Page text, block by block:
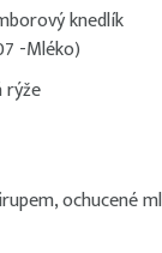
knedlík
-Mléko)
rýže
ochucené